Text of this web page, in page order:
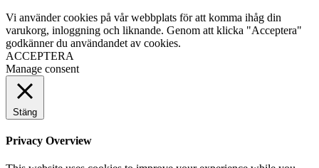
Vi använder cookies på vår webbplats för att komma ihåg din
varukorg, inloggning och liknande. Genom att klicka "Acceptera"
godkänner du användandet av cookies.
ACCEPTERA
Manage consent
Stäng
Privacy Overview